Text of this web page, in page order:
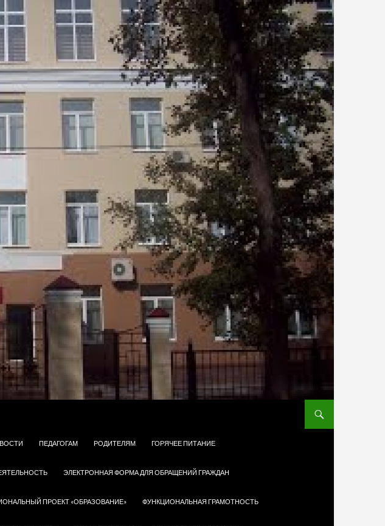
ПЕДАГОГАМ РОДИТЕЛЯМ ГОРЯЧЕЕ ПИТАНИЕ
ЭЛЕКТРОННАЯ ФОРМА ДЛЯ ОБРАЩЕНИЙ ГРАЖДАН
ПРОЕКТ «ОБРАЗОВАНИЕ» ФУНКЦИОНАЛЬНАЯ ГРАМОТНОСТЬ